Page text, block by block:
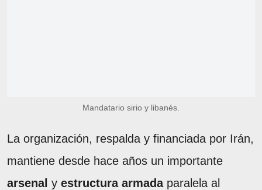
Mandatario sirio y libanés.
La organización, respalda y financiada por Irán,
mantiene desde hace años un importante
arsenal y estructura armadaparalela al